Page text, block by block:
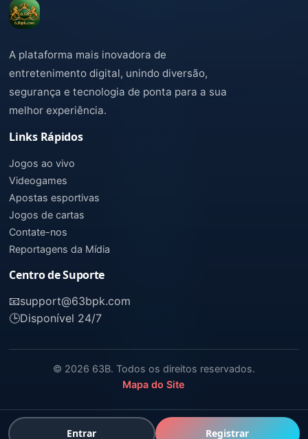
A plataforma mais inovadora de
entretenimento digital, unindo diversão,
segurança e tecnologia de ponta para a sua
melhor experiência.
Links Rápidos
Jogos ao vivo
Videogames
Apostas esportivas
Jogos de cartas
Contate-nos
Reportagens da Mídia
Centro de Suporte
📧support@63bpk.com
🕒Disponível 24/7
© 2026 63B. Todos os direitos reservados.
Mapa do Site
Entrar Registrar